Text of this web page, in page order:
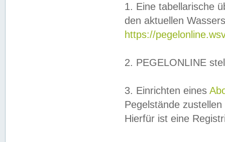
1. Eine tabellarische
den aktuellen
https://
2. PEGELONLINE
3. Einrichten eines
Pegelstände
Hierfür ist eine